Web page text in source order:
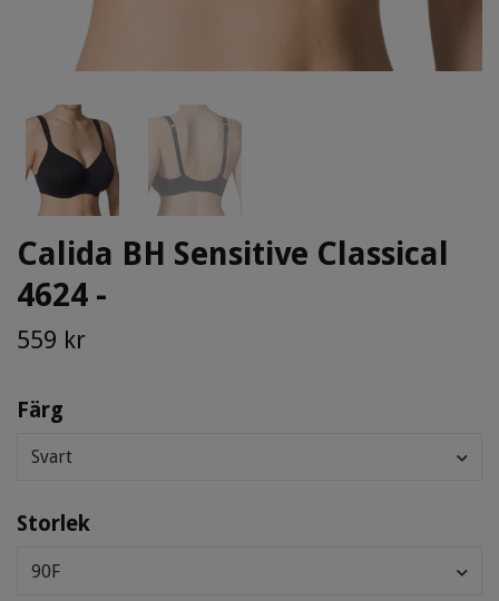
Calida BH Sensitive Classical
4624 -
559 kr
Färg
Svart
Storlek
90F